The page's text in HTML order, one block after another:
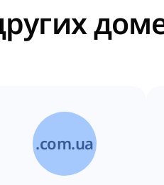
.com.ua